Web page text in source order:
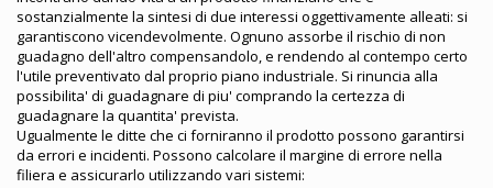
sostanzialmente la sintesi di due interessi oggettivamente alleati: si
garantiscono vicendevolmente. Ognuno assorbe il rischio di non
guadagno dell'altro compensandolo, e rendendo al contempo certo
l'utile preventivato dal proprio piano industriale. Si rinuncia alla
possibilita' di guadagnare di piu' comprando la certezza di
guadagnare la quantita' prevista.
Ugualmente le ditte che ci forniranno il prodotto possono garantirsi
da errori e incidenti. Possono calcolare il margine di errore nella
filiera e assicurarlo utilizzando vari sistemi: